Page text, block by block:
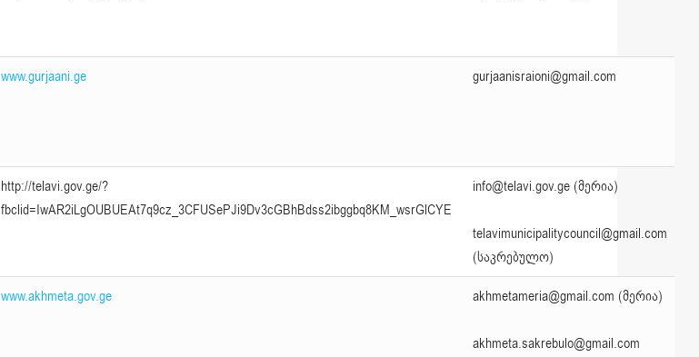
www.gurjaani.ge gurjaanisraioni@gmail.com
http://telavi.gov.ge/?
fbclid=IwAR2iLgOUBUEAt7q9cz_3CFUSePJi9Dv3cGBhBdss2ibggbq8KM_wsrGlCYE
info@telavi.gov.ge (მერია)
telavimunicipalitycouncil@gmail.com
(საკრებულო)
www.akhmeta.gov.ge akhmetameria@gmail.com (მერია)
akhmeta.sakrebulo@gmail.com